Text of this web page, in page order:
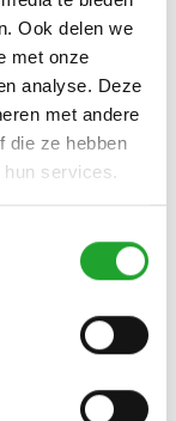
Ook delen we
met onze
analyse. Deze
met andere
die ze hebben
services.